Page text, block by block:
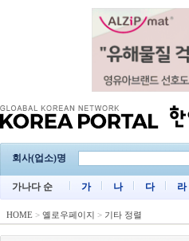
회사(업소)명
가나다 순 가 나 다 라
HOME > 옐로우페이지 > 기타 정렬